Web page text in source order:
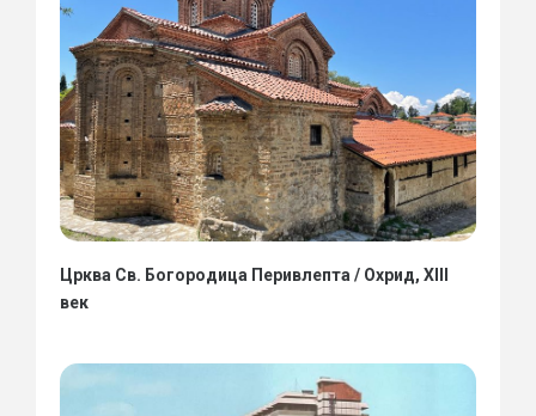
Црква Св. Богородица Перивлепта / Охрид, XIII
век